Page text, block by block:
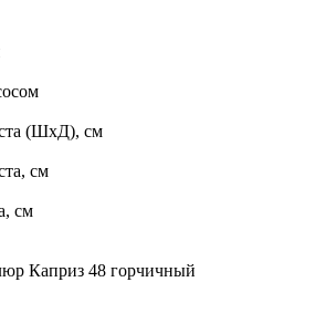
(ШхД), см
см
см
Каприз 48 горчичный